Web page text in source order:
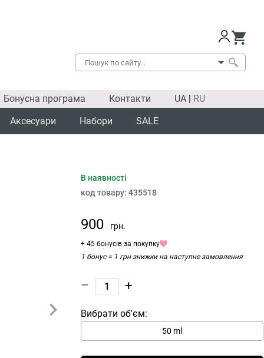
Бонусна програма Контакти UA | RU
Аксесуари Набори SALE
В наявності
код товару: 435518
900 грн.
+ 45 бонусів за покупку
1 бонус = 1 грн знижки на наступне замовлення
– +
Вибрати об'єм:
50 ml